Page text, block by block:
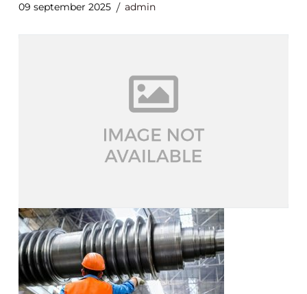
09 september 2025 admin